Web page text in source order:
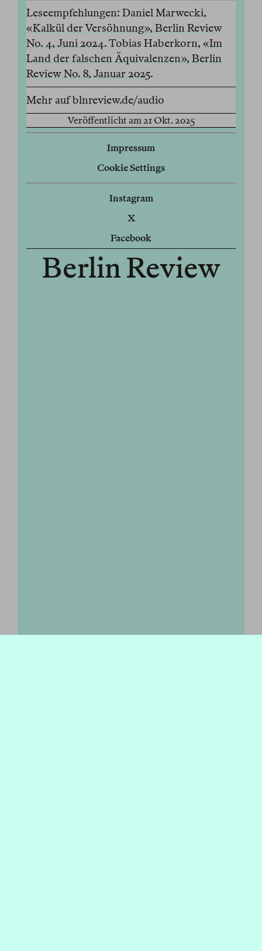
Leseempfehlungen: Daniel Marwecki,
«Kalkül der Versöhnung», Berlin Review
No. 4, Juni 2024. Tobias Haberkorn, «Im
Land der falschen Äquivalenzen», Berlin
Review No. 8, Januar 2025.
Mehr auf blnreview.de/audio
Veröffentlicht am 21 Okt. 2025
Impressum
Cookie Settings
Instagram
X
Facebook
Berlin Review